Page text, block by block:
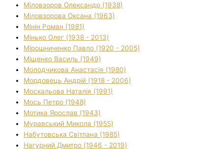
Міловзоров Олександр (1938)
Міловзорова Оксана (1963)
Мінін Роман (1981)
Мінько Олег (1938 - 2013)
Мірошниченко Павло (1920 - 2005)
Міщенко Василь (1949)
Молодчикова Анастасія (1980)
Мордовець Андрій (1918 - 2006)
Москальова Наталія (1991)
Мось Петро (1948)
Мотика Ярослав (1943)
Муравський Микола (1955)
Набутовська Світлана (1985)
Нагурний Дмитро (1946 - 2019)